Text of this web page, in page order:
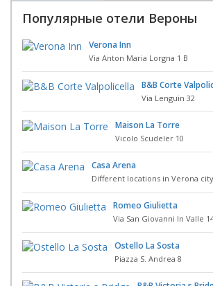
Популярные отели Вероны
Verona Inn
Via Anton Maria Lorgna 1 B
B&B Corte
Via Lenguin 32
Maison La Torre
Vicolo Scudeler 10
Casa Arena
Different locations in Verona
Romeo Giulietta
Via San Giovanni In Valle
Ostello La Sosta
Piazza S. Andrea 8